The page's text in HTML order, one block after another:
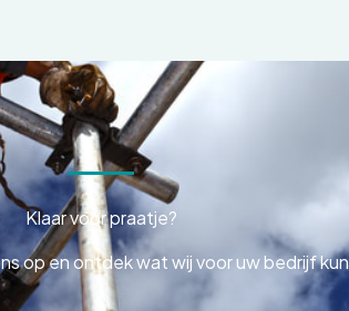
Klaar voor praatje?
op en ontdek wat wij voor uw bedrijf